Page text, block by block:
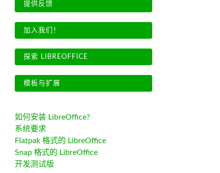
提供反馈
加入我们！
探索 LIBREOFFICE
模板与扩展
如何安装 LibreOffice?
系统要求
Flatpak 格式的 LibreOffice
Snap 格式的 LibreOffice
开发测试版